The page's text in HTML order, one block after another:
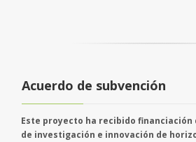
Acuerdo de subvención
Este proyecto ha recibido financiación
de investigación e innovación de